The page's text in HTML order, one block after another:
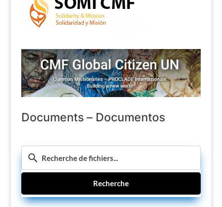
Documents – Documentos
Recherche